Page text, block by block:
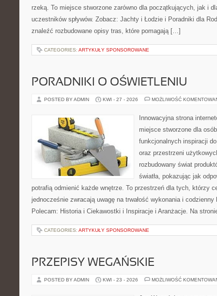
rzeką. To miejsce stworzone zarówno dla początkujących, jak i
uczestników spływów. Zobacz: Jachty i Łodzie i Poradniki dla
znaleźć rozbudowane opisy tras, które pomagają […]
CATEGORIES: ARTYKUŁY SPONSOROWANE
PORADNIKI O OŚWIETLENIU
POSTED BY ADMIN KWI - 27 - 2026 MOŻLIWOŚĆ
Innowacyjna strona
miejsce stworzone dla
funkcjonalnych inspiracji
oraz przestrzeni
rozbudowany świat
światła, pokazując jak
potrafią odmienić każde wnętrze. To przestrzeń dla tych, którzy
jednocześnie zwracają uwagę na trwałość wykonania i
Polecam: Historia i Ciekawostki i Inspiracje i Aranżacje. Na
CATEGORIES: ARTYKUŁY SPONSOROWANE
PRZEPISY WEGAŃSKIE
POSTED BY ADMIN KWI - 23 - 2026 MOŻLIWOŚĆ